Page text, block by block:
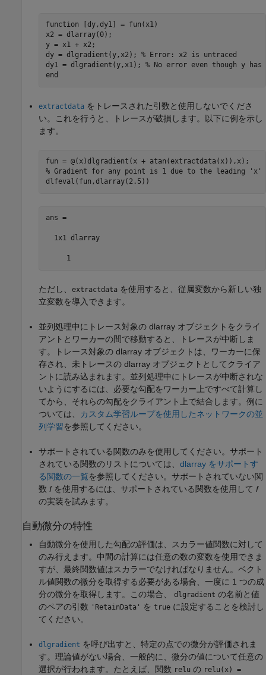
function [dy,dy1] = fun(x1)
x2 = dlarray(0);
y = x1 + x2;
dy = dlgradient(y,x2); % Error: x2 is untraced
dy1 = dlgradient(y,x1); % No error even though y
end
extractdata をトレースされた引数と使用しないでくださ
い。これを行うと、トレースが破損します。以下に例を示し
ます。
% Gradient for any point is 1 due to the leading 'x'
dlfeval(fun,dlarray(2.5))
ans =
  1x1 dlarray
     1
ただし、 extractdata を使用すると、従属変数から新しい独
立変数を導入できます。
並列処理中にトレース対象の dlarray オブジェクトをクライ
アントとワーカーの間で移動すると、トレースが中断しま
す。トレース対象の dlarray オブジェクトは、ワーカーに保
存され、未トレースの dlarray オブジェクトとしてクライア
ントに読み込まれます。並列処理中にトレースが中断されな
いようにするには、必要な勾配をワーカー上ですべて計算し
てから、それらの勾配をクライアント上で結合します。例に
ついては、
カスタム学習ループを使用したネットワークの並
列学習を参照してください。
サポートされている関数のみを使用してください。サポート
されている関数のリストについては、 dlarray をサポートす
る関数の一覧を参照してください。サポートされていない関
数 fを使用するには、サポートされている関数を使用して f
の実装を試みます。
自動微分の特性
自動微分を使用した勾配の評価は、スカラー値関数に対して
のみ行えます。中間の計算には任意の数の変数を使用できま
すが、最終関数値はスカラーでなければなりません。ベクト
ル値関数の微分を取得する必要がある場合、一度に 1 つの成
分の微分を取得します。この場合、 dlgradient の名前と値
のペアの引数 'RetainData' を true に設定することを検討し
てください。
dlgradient を呼び出すと、特定の点での微分が評価されま
す。理論値がない場合、一般的に、微分の値について任意の
選択が行われます。たとえば、関数 relu の relu(x) =